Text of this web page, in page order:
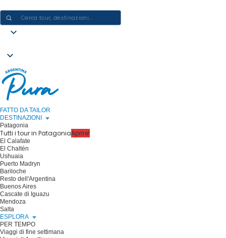
FATTO DA TAILOR
DESTINAZIONI
Patagonia
Tutti i tour in PatagoniaAprire!
El Calafate
El Chaltén
Ushuaia
Puerto Madryn
Bariloche
Resto dell'Argentina
Buenos Aires
Cascate di Iguazu
Mendoza
Salta
ESPLORA
PER TEMPO
Viaggi di fine settimana